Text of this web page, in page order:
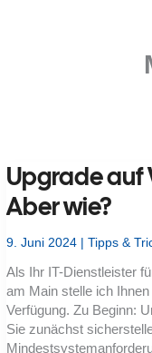
Upgrade auf
Aber wie?
9. Juni 2024 |Tipps &
Als Ihr IT-Dienstleister
am Main stelle ich
Verfügung. Zu Beginn:
Sie zunächst